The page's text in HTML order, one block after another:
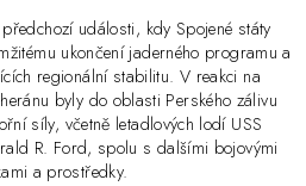
události, kdy Spojené státy
ukončení jaderného programu a
regionální stabilitu. V reakci na
byly do oblasti Perského zálivu
síly, včetně letadlových lodí USS
R. Ford, spolu s dalšími bojovými
a prostředky.